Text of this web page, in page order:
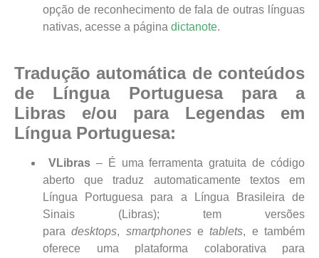
opção de reconhecimento de fala de outras línguas
nativas, acesse a página dictanote.
Tradução automática de conteúdos
de Língua Portuguesa para a
Libras e/ou para Legendas em
Língua Portuguesa:
VLibras– É uma ferramenta gratuita de código
aberto que traduz automaticamente textos em
Língua Portuguesa para a Língua Brasileira de
Sinais (Libras); tem versões
paradesktops, smartphonesetablets, e também
oferece uma plataforma colaborativa para